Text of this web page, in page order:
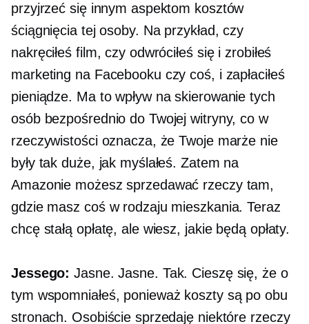
przyjrzeć się innym aspektom kosztów
ściągnięcia tej osoby. Na przykład, czy
nakręciłeś film, czy odwróciłeś się i zrobiłeś
marketing na Facebooku czy coś, i zapłaciłeś
pieniądze. Ma to wpływ na skierowanie tych
osób bezpośrednio do Twojej witryny, co w
rzeczywistości oznacza, że ​​Twoje marże nie
były tak duże, jak myślałeś. Zatem na
Amazonie możesz sprzedawać rzeczy tam,
gdzie masz coś w rodzaju mieszkania. Teraz
chcę stałą opłatę, ale wiesz, jakie będą opłaty.
Jessego: Jasne. Jasne. Tak. Cieszę się, że o
tym wspomniałeś, ponieważ koszty są po obu
stronach. Osobiście sprzedaję niektóre rzeczy